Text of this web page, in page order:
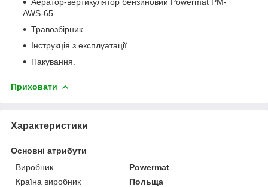
AWS-65.
Травозбірник.
Інструкція з експлуатації.
Пакування.
Приховати
Характеристики
Основні атрибути
Виробник
Powermat
Країна виробник
Польща